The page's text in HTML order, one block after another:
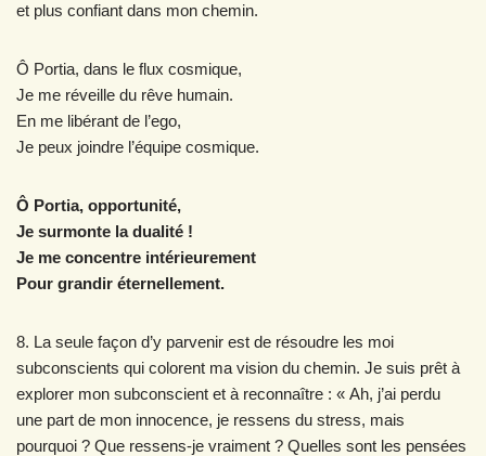
et plus confiant dans mon chemin.
Ô Portia, dans le flux cosmique,
Je me réveille du rêve humain.
En me libérant de l’ego,
Je peux joindre l’équipe cosmique.
Ô Portia, opportunité,
Je surmonte la dualité !
Je me concentre intérieurement
Pour grandir éternellement.
8. La seule façon d’y parvenir est de résoudre les moi
subconscients qui colorent ma vision du chemin. Je suis prêt à
explorer mon subconscient et à reconnaître : « Ah, j’ai perdu
une part de mon innocence, je ressens du stress, mais
pourquoi ? Que ressens-je vraiment ? Quelles sont les pensées